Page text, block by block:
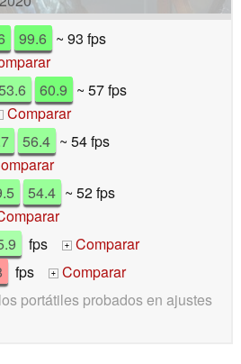
99.6 ~ 93 fps
60.9 ~ 57 fps
Comparar
56.4 ~ 54 fps
54.4 ~ 52 fps
fps +
Comparar
fps +
Comparar
portátiles probados en ajustes